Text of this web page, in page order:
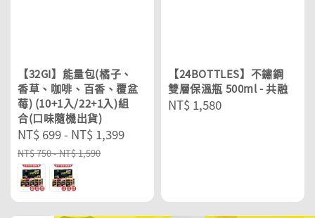
【32GI】能量包(橘子、
香草、咖啡、百香、覆盆
莓) (10+1入/22+1入)組
合(口味隨機出貨)
Sale
price
NT$ 699- NT$ 1,399
NT$ 750-NT$ 1,590
【24BOTTLES】不鏽鋼
雙層保溫瓶 500ml - 共融
Regular
NT$ 1,580